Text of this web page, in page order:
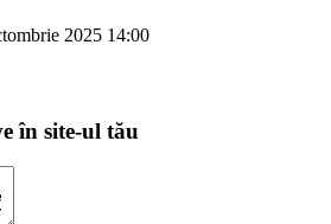
2025 14:00
în site-ul tău